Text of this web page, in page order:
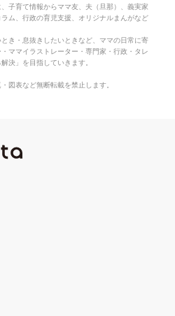
子育て情報からママ友、夫（旦那）、義実家
ム、行政の育児支援、オリジナルまんがなど
き・息抜きしたいときなど、ママの日常に寄
ママイラストレーター・専門家・行政・タレ
決」を目指していきます。
図表など無断転載を禁止します。